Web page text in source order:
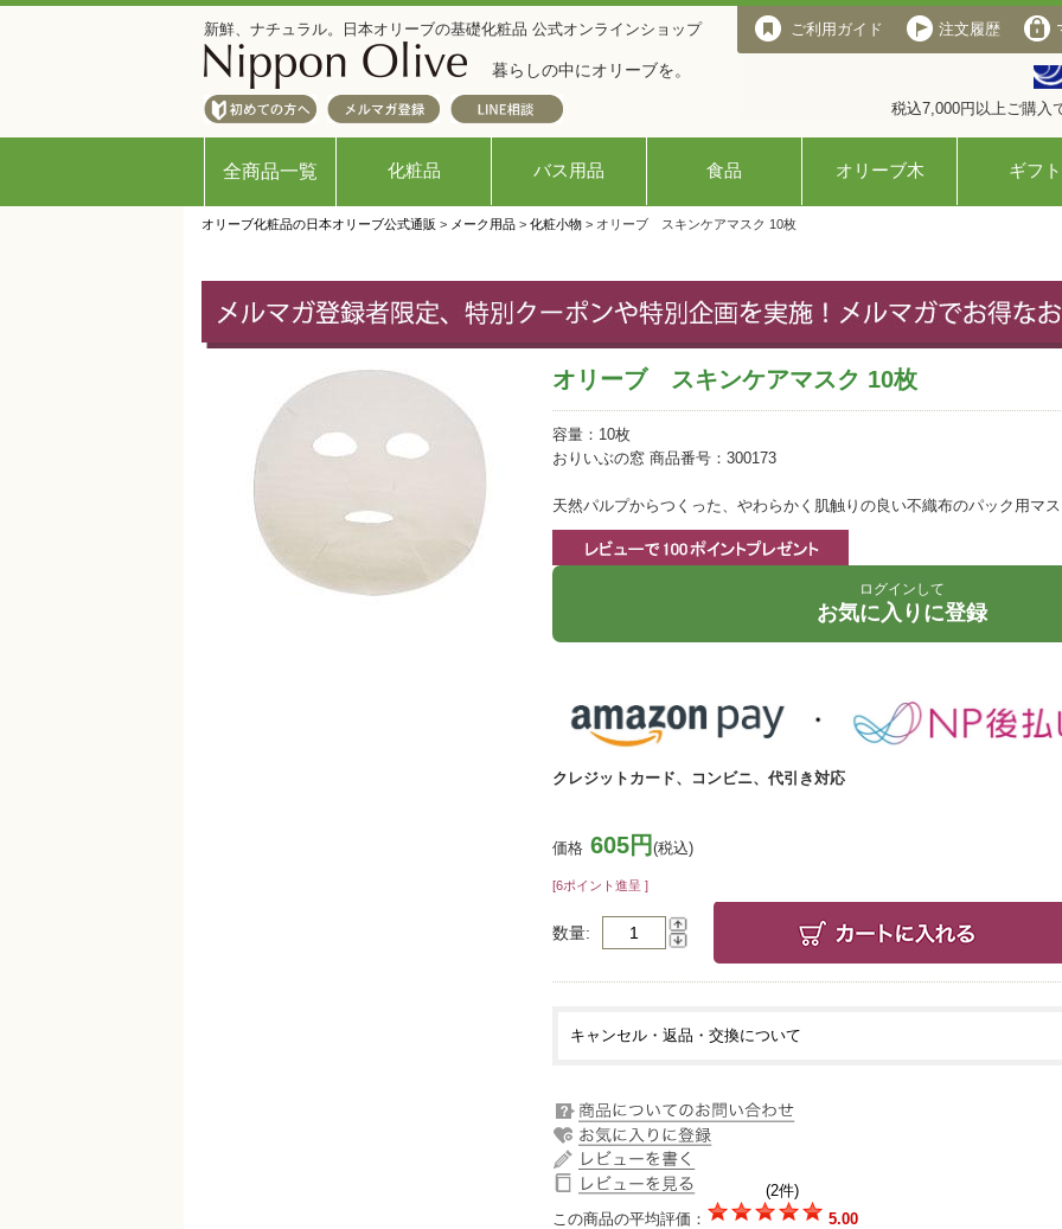
新鮮、ナチュラル。日本オリーブの基礎化粧品 公式オンラインショップ
暮らしの中にオリーブを。
ご利用ガイド 注文履歴
税込7,000円以上ご購入
全商品一覧 化粧品 バス用品 食品 オリーブ木 ギフト
オリーブ化粧品の日本オリーブ公式通販 > メーク用品> 化粧小物> オリーブ スキンケアマスク 10枚
オリーブ スキンケアマスク 10枚
容量：10枚
おりいぶの窓 商品番号：300173
天然パルプからつくった、やわらかく肌触りの良い不織布のパック用マ
ログインして
お気に入りに登録
クレジットカード、コンビニ、代引き対応
価格 605円 (税込)
[6ポイント進呈 ]
数量
キャンセル・返品・交換について
(2件)
この商品の平均評価：
5.00